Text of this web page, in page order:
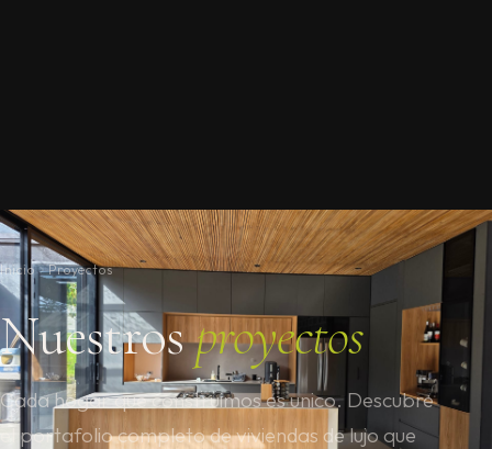
Inicio Proyectos
Nuestrosproyectos
Cada hogar que construimos es unico. Descubre
el portafolio completo de viviendas de lujo que